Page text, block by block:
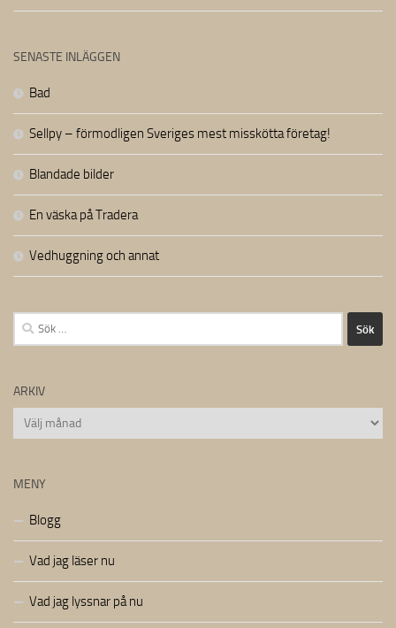
SENASTE INLÄGGEN
Bad
Sellpy – förmodligen Sveriges mest misskötta företag!
Blandade bilder
En väska på Tradera
Vedhuggning och annat
Sök
efter:
ARKIV
Arkiv
MENY
Blogg
Vad jag läser nu
Vad jag lyssnar på nu